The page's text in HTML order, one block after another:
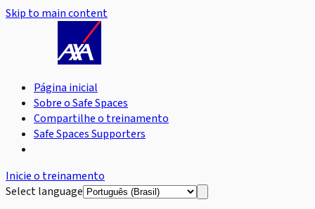
Skip to main content
Página inicial
Sobre o Safe Spaces
Compartilhe o treinamento
Safe Spaces Supporters
Inicie o treinamento
Select language